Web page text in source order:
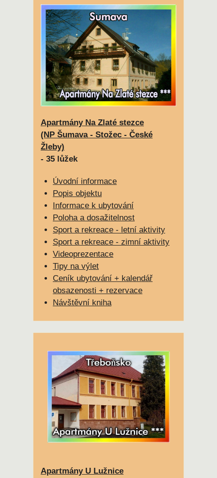
Apartmány Na Zlaté stezce
(NP Šumava - Stožec - České
Žleby)
- 35 lůžek
Úvodní informace
Popis objektu
Informace k ubytování
Poloha a dosažitelnost
Sport a rekreace - letní aktivity
Sport a rekreace - zimní aktivity
Videoprezentace
Tipy na výlet
Ceník ubytování + kalendář
obsazenosti + rezervace
Návštěvní kniha
Apartmány U Lužnice